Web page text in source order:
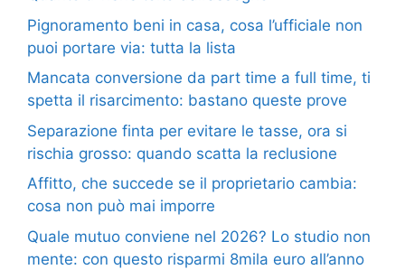
Pignoramento beni in casa, cosa l’ufficiale non
puoi portare via: tutta la lista
Mancata conversione da part time a full time, ti
spetta il risarcimento: bastano queste prove
Separazione finta per evitare le tasse, ora si
rischia grosso: quando scatta la reclusione
Affitto, che succede se il proprietario cambia:
cosa non può mai imporre
Quale mutuo conviene nel 2026? Lo studio non
mente: con questo risparmi 8mila euro all’anno